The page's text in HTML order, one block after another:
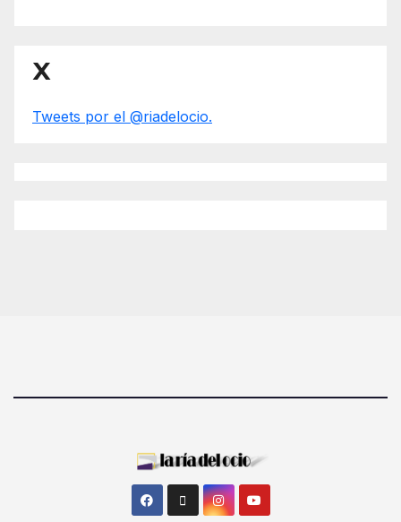
X
Tweets por el @riadelocio.